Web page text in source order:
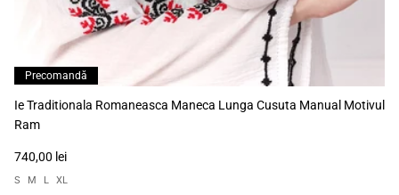
Precomandă
Ie Traditionala Romaneasca Maneca Lunga Cusuta Manual Motivul
Ram
740,00 lei
S M L XL